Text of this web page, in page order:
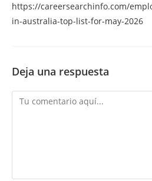
https://careersearchinfo.com/
in-australia-top-list-for-may-2026
Deja una respuesta